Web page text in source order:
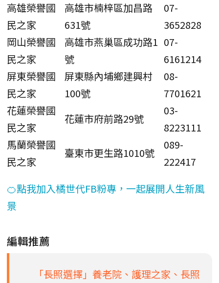
高雄榮譽國
民之家
高雄市楠梓區加昌路
631號
07-
3652828
岡山榮譽國
民之家
高雄市燕巢區成功路1
號
07-
6161214
屏東榮譽國
民之家
屏東縣內埔鄉建興村
100號
08-
7701621
花蓮榮譽國
民之家
花蓮市府前路29號
03-
8223111
馬蘭榮譽國
民之家
臺東市更生路1010號
089-
222417
🍊點我加入橘世代FB粉專，一起展開人生新風
景
編輯推薦
「長照選擇」養老院、護理之家、長照